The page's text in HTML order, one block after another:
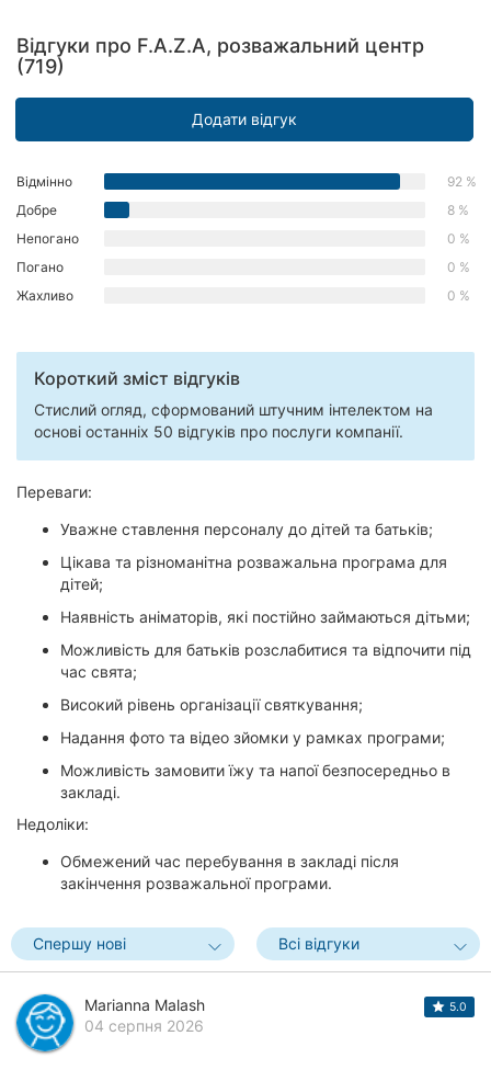
Чернівці
Луцьк
Карпати
Відгуки про F.A.Z.A, розважальний центр
(719)
Додати відгук
Відмінно
92 %
Добре
8 %
Непогано
0 %
Погано
0 %
Жахливо
0 %
Короткий зміст відгуків
Стислий огляд, сформований штучним інтелектом на
основі останніх 50 відгуків про послуги компанії.
Переваги:
Уважне ставлення персоналу до дітей та батьків;
Цікава та різноманітна розважальна програма для
дітей;
Наявність аніматорів, які постійно займаються дітьми;
Можливість для батьків розслабитися та відпочити під
час свята;
Високий рівень організації святкування;
Надання фото та відео зйомки у рамках програми;
Можливість замовити їжу та напої безпосередньо в
закладі.
Недоліки:
Обмежений час перебування в закладі після
закінчення розважальної програми.
Спершу нові Всі відгуки
Marianna Malash
04 серпня 2026
5.0